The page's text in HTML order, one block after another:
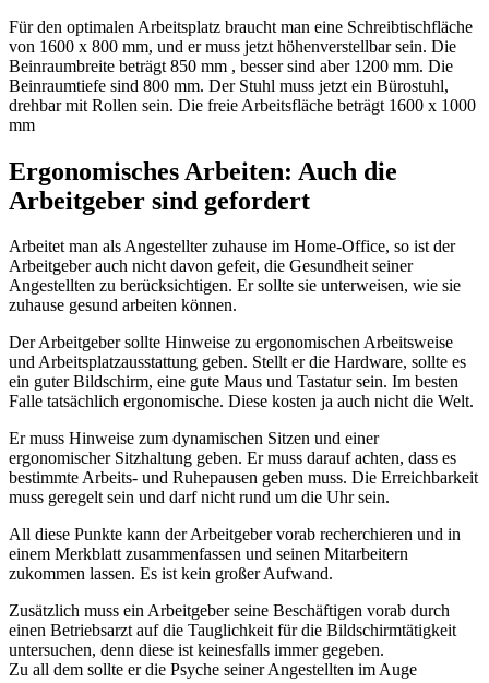
Für den optimalen Arbeitsplatz braucht man eine Schreibtischfläche
von 1600 x 800 mm, und er muss jetzt höhenverstellbar sein. Die
Beinraumbreite beträgt 850 mm , besser sind aber 1200 mm. Die
Beinraumtiefe sind 800 mm. Der Stuhl muss jetzt ein Bürostuhl,
drehbar mit Rollen sein. Die freie Arbeitsfläche beträgt 1600 x 1000
mm
Ergonomisches Arbeiten: Auch die
Arbeitgeber sind gefordert
Arbeitet man als Angestellter zuhause im Home-Office, so ist der
Arbeitgeber auch nicht davon gefeit, die Gesundheit seiner
Angestellten zu berücksichtigen. Er sollte sie unterweisen, wie sie
zuhause gesund arbeiten können.
Der Arbeitgeber sollte Hinweise zu ergonomischen Arbeitsweise
und Arbeitsplatzausstattung geben. Stellt er die Hardware, sollte es
ein guter Bildschirm, eine gute Maus und Tastatur sein. Im besten
Falle tatsächlich ergonomische. Diese kosten ja auch nicht die Welt.
Er muss Hinweise zum dynamischen Sitzen und einer
ergonomischer Sitzhaltung geben. Er muss darauf achten, dass es
bestimmte Arbeits- und Ruhepausen geben muss. Die Erreichbarkeit
muss geregelt sein und darf nicht rund um die Uhr sein.
All diese Punkte kann der Arbeitgeber vorab recherchieren und in
einem Merkblatt zusammenfassen und seinen Mitarbeitern
zukommen lassen. Es ist kein großer Aufwand.
Zusätzlich muss ein Arbeitgeber seine Beschäftigen vorab durch
einen Betriebsarzt auf die Tauglichkeit für die Bildschirmtätigkeit
untersuchen, denn diese ist keinesfalls immer gegeben.
Zu all dem sollte er die Psyche seiner Angestellten im Auge